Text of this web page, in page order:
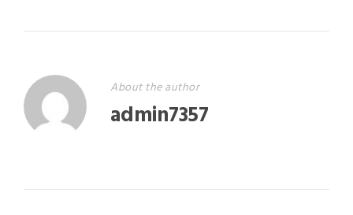
About the author
admin7357